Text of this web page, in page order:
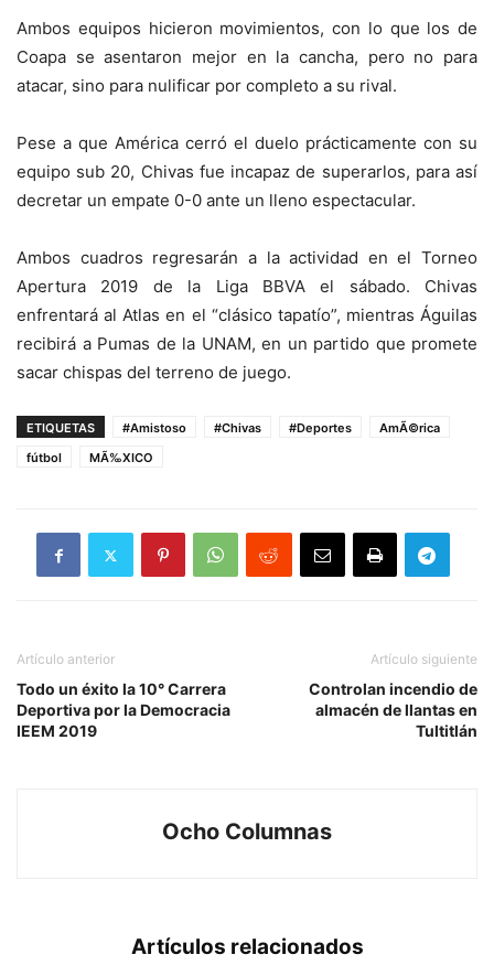
Ambos equipos hicieron movimientos, con lo que los de
Coapa se asentaron mejor en la cancha, pero no para
atacar, sino para nulificar por completo a su rival.
Pese a que América cerró el duelo prácticamente con su
equipo sub 20, Chivas fue incapaz de superarlos, para así
decretar un empate 0-0 ante un lleno espectacular.
Ambos cuadros regresarán a la actividad en el Torneo
Apertura 2019 de la Liga BBVA el sábado. Chivas
enfrentará al Atlas en el “clásico tapatío”, mientras Águilas
recibirá a Pumas de la UNAM, en un partido que promete
sacar chispas del terreno de juego.
ETIQUETAS #Amistoso #Chivas #Deportes
AmÃ©rica
fútbol
MÃ‰XICO
Artículo anterior
Todo un éxito la 10° Carrera
Deportiva por la Democracia
IEEM 2019
Artículo siguiente
Controlan incendio de
almacén de llantas en
Tultitlán
Ocho Columnas
Artículos relacionados